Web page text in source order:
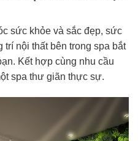
sức khỏe và sắc đẹp, sức
trí nội thất bên trong spa bắt
Kết hợp cùng nhu cầu
spa thư giãn thực sự.